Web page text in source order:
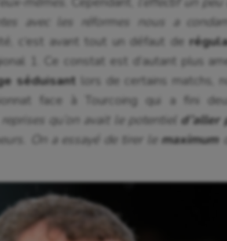
Korfbal
avec les réformes nous a
c’est avant tout un défaut de
1. Ce constat est d’autant plus
séduisant lors de certains matchs,
face à Tourcoing qui a fini
qu’on avait le potentiel d’aller
On a essayé de tirer le maximum